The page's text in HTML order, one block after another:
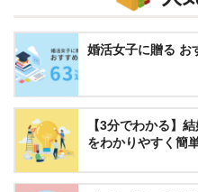
婚活
【3分でわかる】
をわかりやすく簡